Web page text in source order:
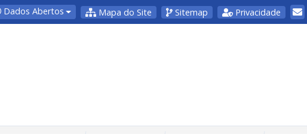
Dados Abertos Mapa do Site Sitemap Privacidade